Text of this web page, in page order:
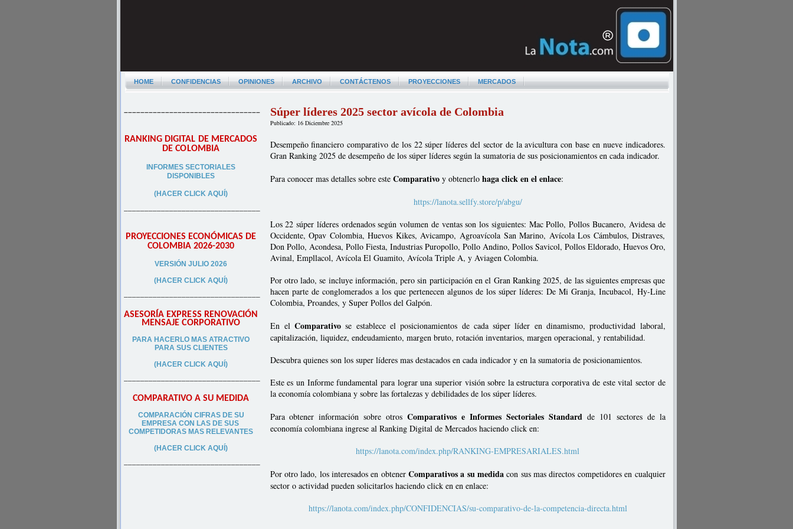
HOME CONFIDENCIAS OPINIONES ARCHIVO CONTÁCTENOS PROYECCIONES MERCADOS
–––––––––––––––––––––––––––––––––
RANKING DIGITAL DE MERCADOS
DE COLOMBIA
INFORMES SECTORIALES
DISPONIBLES
(HACER CLICK AQUÍ)
–––––––––––––––––––––––––––––––––
PROYECCIONES ECONÓMICAS DE
COLOMBIA 2026-2030
VERSIÓN JULIO 2026
(HACER CLICK AQUÍ)
–––––––––––––––––––––––––––––––––
ASESORÍA EXPRESS RENOVACIÓN
MENSAJE CORPORATIVO
PARA HACERLO MAS ATRACTIVO
PARA SUS CLIENTES
(HACER CLICK AQUÍ)
–––––––––––––––––––––––––––––––––
COMPARATIVO A SU MEDIDA
COMPARACIÓN CIFRAS DE SU
EMPRESA CON LAS DE SUS
COMPETIDORAS MAS RELEVANTES
(HACER CLICK AQUÍ)
–––––––––––––––––––––––––––––––––
Súper líderes 2025 sector avícola de Colombia
Publicado: 16 Diciembre 2025
Desempeño financiero comparativo de los 22 súper líderes del sector de la avicultura con base en nueve indicadores.
Gran Ranking 2025 de desempeño de los súper líderes según la sumatoria de sus posicionamientos en cada indicador.
Para conocer mas detalles sobre este Comparativoy obtenerlo haga click en el enlace:
https://lanota.sellfy.store/p/abgu/
Los 22 súper líderes ordenados según volumen de ventas son los siguientes: Mac Pollo, Pollos Bucanero, Avidesa de
Occidente, Opav Colombia, Huevos Kikes, Avicampo, Agroavícola San Marino, Avícola Los Cámbulos, Distraves,
Don Pollo, Acondesa, Pollo Fiesta, Industrias Puropollo, Pollo Andino, Pollos Savicol, Pollos Eldorado, Huevos Oro,
Avinal, Empllacol, Avícola El Guamito, Avícola Triple A, y Aviagen Colombia.
Por otro lado, se incluye información, pero sin participación en el Gran Ranking 2025, de las siguientes empresas que
hacen parte de conglomerados a los que pertenecen algunos de los súper líderes: De Mi Granja, Incubacol, Hy-Line
Colombia, Proandes, y Super Pollos del Galpón.
En elComparativo se establece el posicionamientos de cada súper líder en dinamismo, productividad laboral,
capitalización, liquidez, endeudamiento, margen bruto, rotación inventarios, margen operacional, y rentabilidad.
Descubra quienes son los super líderes mas destacados en cada indicador y en la sumatoria de posicionamientos.
Este es un Informe fundamental para lograr una superior visión sobre la estructura corporativa de este vital sector de
la economía colombiana y sobre las fortalezas y debilidades de los súper líderes.
Para obtener información sobre otrosComparativos e Informes Sectoriales Standardde 101 sectores de la
economía colombiana ingrese al Ranking Digital de Mercados haciendo click en:
https://lanota.com/index.php/RANKING-EMPRESARIALES.html
Por otro lado, los interesados en obtener Comparativos a su medida con sus mas directos competidores en cualquier
sector o actividad pueden solicitarlos haciendo click en en enlace:
https://lanota.com/index.php/CONFIDENCIAS/su-comparativo-de-la-competencia-directa.html